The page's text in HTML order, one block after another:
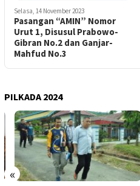
Selasa, 14 November 2023
Pasangan “AMIN” Nomor
Urut 1, Disusul Prabowo-
Gibran No.2 dan Ganjar-
Mahfud No.3
PILKADA 2024
«